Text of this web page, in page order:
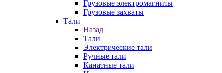
Грузовые электромагниты
Грузовые захваты
Тали
Назад
Тали
Электрические тали
Ручные тали
Канатные тали